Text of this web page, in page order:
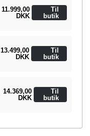
11.999,00
DKK
Til
butik
13.499,00
DKK
Til
butik
14.369,00
DKK
Til
butik